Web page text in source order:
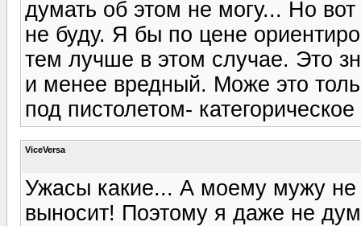
думать об этом не могу... Но
не буду. Я бы по цене
тем лучше в этом случае. Это
и менее вредный. Може это
под пистолетом- категорическое
ViceVersa
Ужасы какие... А моему мужу не
выносит! Поэтому я даже не